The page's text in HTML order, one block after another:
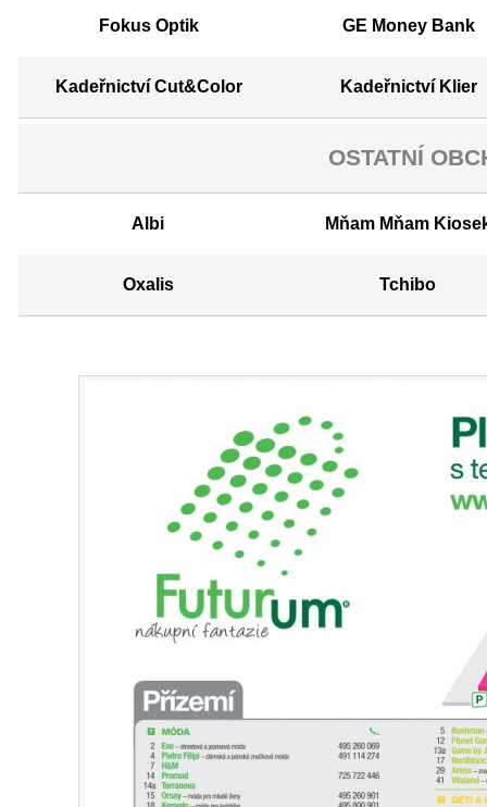
Fokus Optik GE Money Bank
Kadeřnictví Cut&Color Kadeřnictví Klier
OSTATNÍ
Albi Mňam Mňam
Oxalis Tchibo